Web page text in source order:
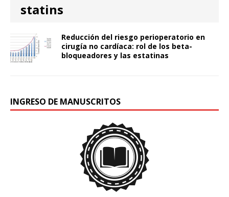
statins
Reducción del riesgo perioperatorio en
cirugía no cardíaca: rol de los beta-
bloqueadores y las estatinas
INGRESO DE MANUSCRITOS